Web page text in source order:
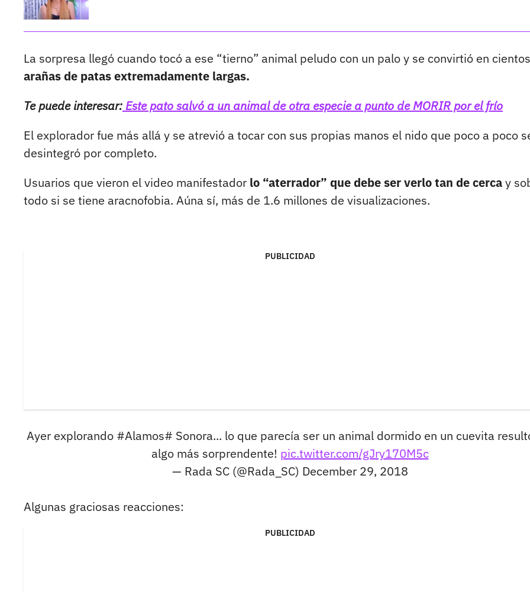
La sorpresa llegó cuando tocó a ese “tierno” animal peludo con un palo y se convirtió en
arañas de patas extremadamente largas.
Te puede interesar:Este pato salvó a un animal de otra especie a punto de MORIR por el frío
El explorador fue más allá y se atrevió a tocar con sus propias manos el nido que poco a poco
desintegró por completo.
Usuarios que vieron el video manifestador lo “aterrador” que debe ser verlo tan de cercay
todo si se tiene aracnofobia. Aúna sí, más de 1.6 millones de visualizaciones.
PUBLICIDAD
Ayer explorando #Alamos# Sonora... lo que parecía ser un animal dormido en un cuevita
algo más sorprendente! pic.twitter.com/gJry170M5c
— Rada SC (@Rada_SC) December 29, 2018
Algunas graciosas reacciones:
PUBLICIDAD